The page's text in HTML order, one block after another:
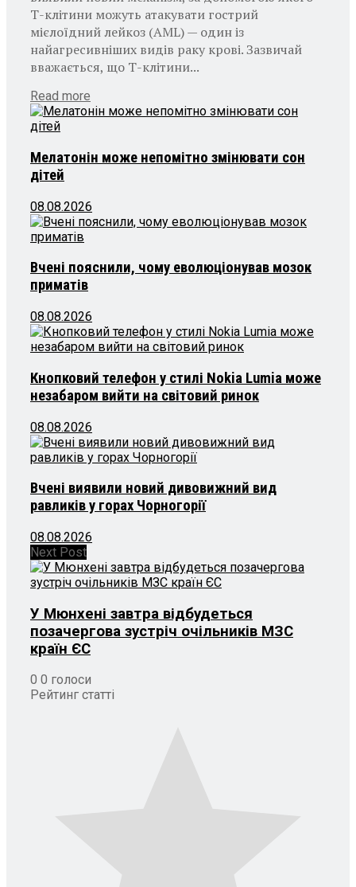
Т-клітини можуть атакувати гострий
мієлоїдний лейкоз (AML) — один із
найагресивніших видів раку крові. Зазвичай
вважається, що Т-клітини...
Read more
Мелатонін може непомітно змінювати сон
дітей
08.08.2026
Вчені пояснили, чому еволюціонував мозок
приматів
08.08.2026
Кнопковий телефон у стилі Nokia Lumia може
незабаром вийти на світовий ринок
08.08.2026
Вчені виявили новий дивовижний вид
равликів у горах Чорногорії
08.08.2026
Next Post
У Мюнхені завтра відбудеться
позачергова зустріч очільників МЗС
країн ЄС
0 0 голоси
Рейтинг статті